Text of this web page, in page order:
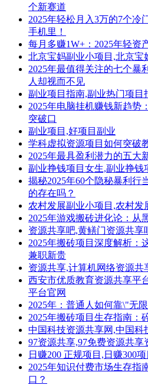
个新赛道
2025年轻松月入3万的7个冷
手机里！
每月多赚1W+：2025年轻资
北京宝妈副业小项目,北京宝
2025年最值得关注的七个暴
人却视而不见
副业项目指南,副业热门项目
2025年电脑挂机赚钱新趋势
突破口
副业项目,好项目副业
学科虚拟资源项目如何突破
2025年最具盈利潜力的五大
副业挣钱项目女生,副业挣钱
揭秘2025年60个隐秘暴利行
的存在吗？
农村发展副业小项目,农村发
2025年游戏搬砖进化论：从
资源共享吧,黄鳝门资源共享
2025年搬砖项目深度解析：
兼职新贵
资源共享,计算机网络资源共
西安市优质教育资源共享平
平台官网
2025年：普通人如何靠\"无
2025年搬砖项目生存指南：
中国科技资源共享网,中国科
97资源共享,97免费资源共享
日赚200 正规项目,日赚300项
2025年知识付费市场生存指
口？